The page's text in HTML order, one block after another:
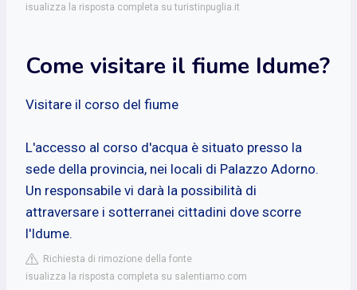
isualizza la risposta completa su turistinpuglia.it
Come visitare il fiume Idume?
Visitare il corso del fiume
L'accesso al corso d'acqua è situato presso la
sede della provincia, nei locali di Palazzo Adorno.
Un responsabile vi darà la possibilità di
attraversare i sotterranei cittadini dove scorre
l'Idume.
Richiesta di rimozione della fonte
isualizza la risposta completa su salentiamo.com